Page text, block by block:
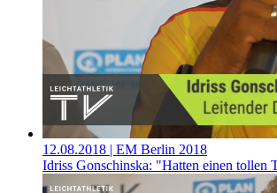
12.08.2018 | EM Berlin 2018
Idriss Gonschinska: "Hatten einen tollen